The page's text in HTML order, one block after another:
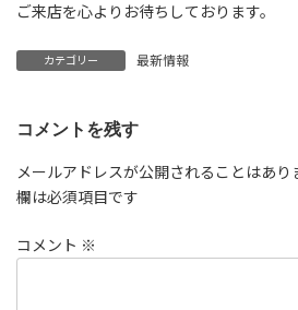
ご来店を心よりお待ちしております。
カテゴリー 最新情報
コメントを残す
メールアドレスが公開されることはあり
欄は必須項目です
コメント ※